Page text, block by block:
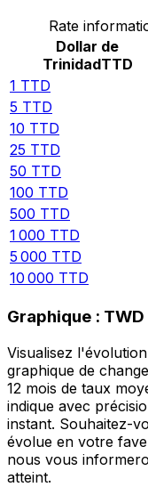
Rate
Dollar de
TrinidadTTD
1 TTD
5 TTD
10 TTD
25 TTD
50 TTD
100 TTD
500 TTD
1 000 TTD
5 000 TTD
10 000 TTD
Graphique :
Visualisez
graphique de
12 mois de taux
indique avec
instant. Souhaitez-
évolue en votre
nous vous
atteint.